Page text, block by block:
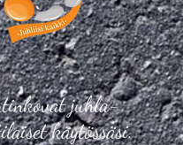
juhla-
käytössäsi.